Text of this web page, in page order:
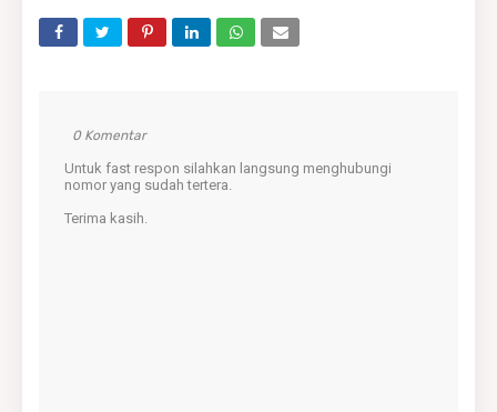
0 Komentar
Untuk fast respon silahkan langsung menghubungi
nomor yang sudah tertera.
Terima kasih.